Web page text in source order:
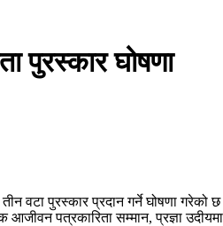
पुरस्कार घोषणा
वटा पुरस्कार प्रदान गर्ने घोषणा गरेको
पत्रकारिता सम्मान, प्रज्ञा